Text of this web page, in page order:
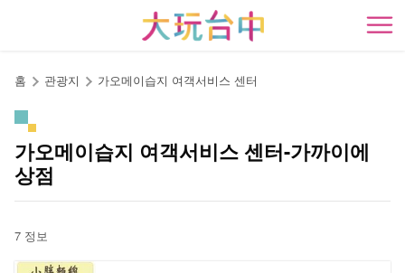
開
홈 관광지 가오메이습지 여객서비스 센터
가오메이습지 여객서비스 센터-가까이에
상점
7 정보